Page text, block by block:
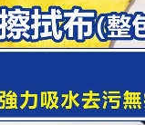
子提取物”混合紙張類型
│純潔花神。